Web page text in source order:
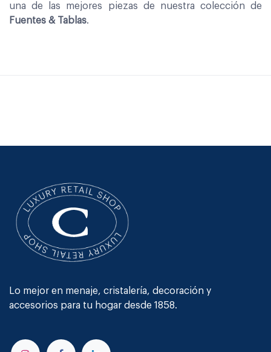
una de las mejores piezas de nuestra colección de
Fuentes & Tablas.
Lo mejor en menaje, cristalería, decoración y
accesorios para tu hogar desde 1858.